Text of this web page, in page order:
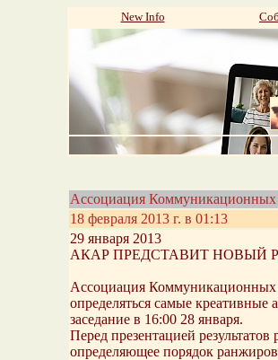
New Info
Ассоциация Коммуникационных
18 февраля 2013 г. в 01:13
29 января 2013
АКАР ПРЕДСТАВИТ НОВЫЙ
Ассоциация Коммуникационных
определяться самые креативные
заседание в 16:00 28 января.
Перед презентацией
определяющее порядок